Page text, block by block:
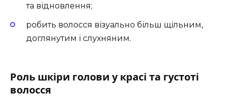
та відновлення;
робить волосся візуально більш щільним,
доглянутим і слухняним.
Роль шкіри голови у красі та густоті
волосся